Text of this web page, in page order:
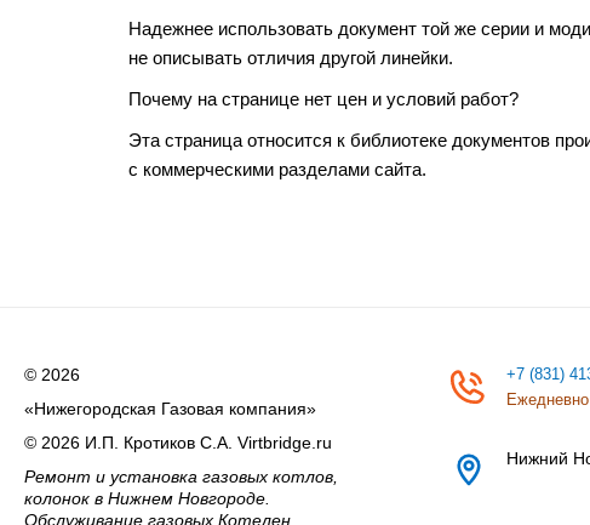
Надежнее использовать документ той же серии и
не описывать отличия другой линейки.
Почему на странице нет цен и условий работ?
Эта страница относится к библиотеке документов
с коммерческими разделами сайта.
© 2026
«Нижегородская Газовая компания»
© 2026 И.П. Кротиков С.А. Virtbridge.ru
Ремонт и установка газовых котлов,
колонок в Нижнем Новгороде.
Обслуживание газовых Котелен,
+7 (831)
Нижний